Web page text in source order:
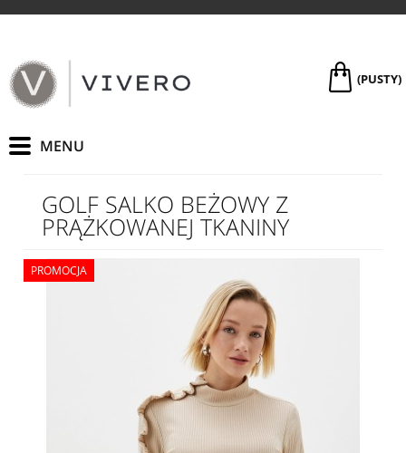
(PUSTY)
GOLF SALKO BEŻOWY Z
PRĄŻKOWANEJ TKANINY
PROMOCJA